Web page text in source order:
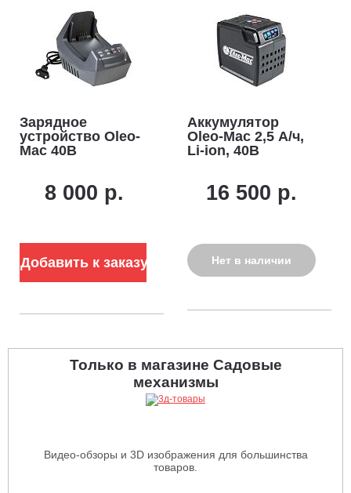
Зарядное
устройство Oleo-
Mac 40В
8 000 р.
Добавить к заказу
Аккумулятор
Oleo-Mac 2,5 А/ч,
Li-ion, 40В
16 500 р.
Нет в наличии
Только в магазине Садовые
механизмы
Видео-обзоры и 3D изображения для большинства
товаров.